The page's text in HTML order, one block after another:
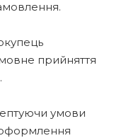
прийняття
умови